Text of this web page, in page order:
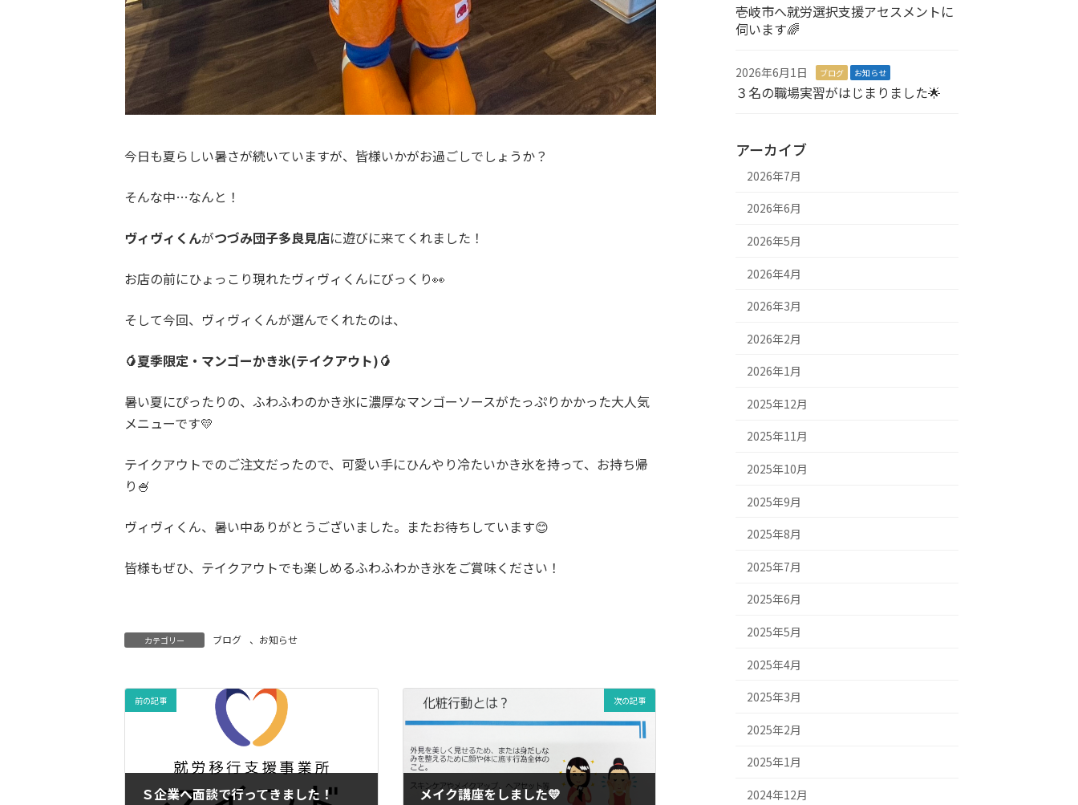
今日も夏らしい暑さが続いていますが、皆様いかがお過ごしでしょうか？
そんな中…なんと！
ヴィヴィくんがつづみ団子多良見店に遊びに来てくれました！
お店の前にひょっこり現れたヴィヴィくんにびっくり👀
そして今回、ヴィヴィくんが選んでくれたのは、
🥭夏季限定・マンゴーかき氷(テイクアウト)🥭
暑い夏にぴったりの、ふわふわのかき氷に濃厚なマンゴーソースがたっぷりかかった大人気
メニューです💛
テイクアウトでのご注文だったので、可愛い手にひんやり冷たいかき氷を持って、お持ち帰
り🍧
ヴィヴィくん、暑い中ありがとうございました。またお待ちしています😊
皆様もぜひ、テイクアウトでも楽しめるふわふわかき氷をご賞味ください！
カテゴリー ブログ 、 お知らせ
前の記事
Ｓ企業へ面談で行ってきました！
次の記事
メイク講座をしました💛
壱岐市へ就労選択支援アセスメントに
伺います🌈
2026年6月1日 ブログ お知らせ
３名の職場実習がはじまりました🌟
アーカイブ
2026年7月
2026年6月
2026年5月
2026年4月
2026年3月
2026年2月
2026年1月
2025年12月
2025年11月
2025年10月
2025年9月
2025年8月
2025年7月
2025年6月
2025年5月
2025年4月
2025年3月
2025年2月
2025年1月
2024年12月